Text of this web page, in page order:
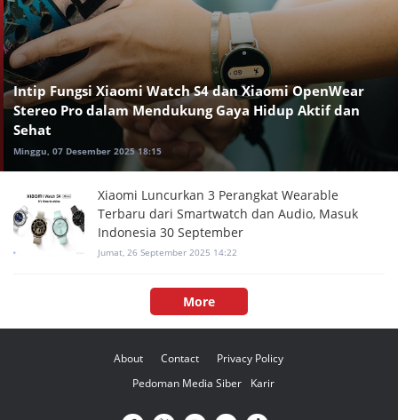
Intip Fungsi Xiaomi Watch S4 dan Xiaomi OpenWear
Stereo Pro dalam Mendukung Gaya Hidup Aktif dan
Sehat
Minggu, 07 Desember 2025 18:15
Xiaomi Luncurkan 3 Perangkat Wearable
Terbaru dari Smartwatch dan Audio, Masuk
Indonesia 30 September
Jumat, 26 September 2025 14:22
More
About Contact
Privacy Policy
Pedoman Media Siber
Karir